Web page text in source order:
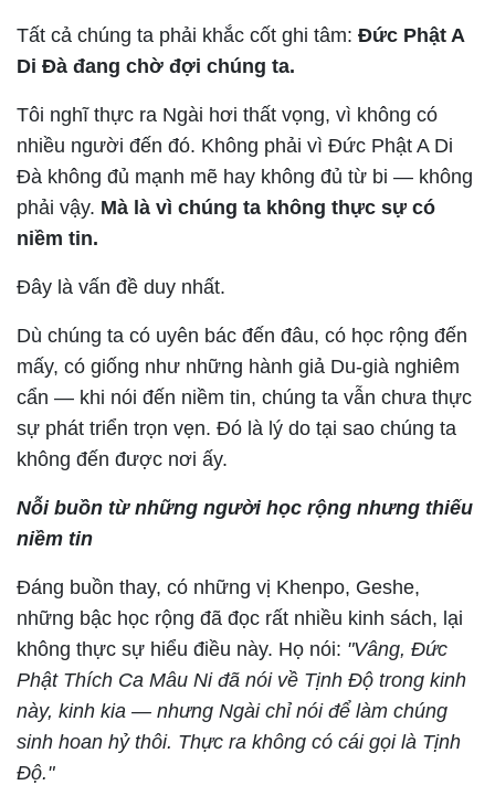
Tất cả chúng ta phải khắc cốt ghi tâm: Đức Phật A
Di Đà đang chờ đợi chúng ta.
Tôi nghĩ thực ra Ngài hơi thất vọng, vì không có
nhiều người đến đó. Không phải vì Đức Phật A Di
Đà không đủ mạnh mẽ hay không đủ từ bi — không
phải vậy. Mà là vì chúng ta không thực sự có
niềm tin.
Đây là vấn đề duy nhất.
Dù chúng ta có uyên bác đến đâu, có học rộng đến
mấy, có giống như những hành giả Du-già nghiêm
cẩn — khi nói đến niềm tin, chúng ta vẫn chưa thực
sự phát triển trọn vẹn. Đó là lý do tại sao chúng ta
không đến được nơi ấy.
Nỗi buồn từ những người học rộng nhưng thiếu
niềm tin
Đáng buồn thay, có những vị Khenpo, Geshe,
những bậc học rộng đã đọc rất nhiều kinh sách, lại
không thực sự hiểu điều này. Họ nói: "Vâng, Đức
Phật Thích Ca Mâu Ni đã nói về Tịnh Độ trong kinh
này, kinh kia — nhưng Ngài chỉ nói để làm chúng
sinh hoan hỷ thôi. Thực ra không có cái gọi là Tịnh
Độ."